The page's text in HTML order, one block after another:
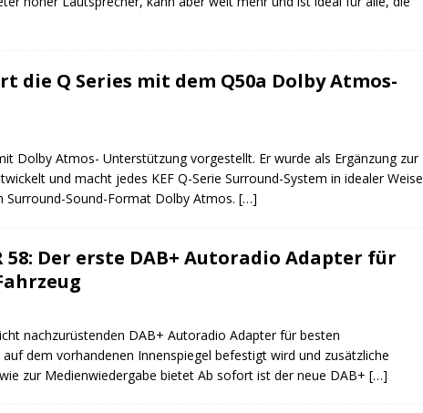
die Q Series mit dem Q50a Dolby Atmos-
Dolby Atmos- Unterstützung vorgestellt. Er wurde als Ergänzung zur
und macht jedes KEF Q-Serie Surround-System in idealer Weise
Sound-Format Dolby Atmos. […]
58: Der erste DAB+ Autoradio Adapter für
nachzurüstenden DAB+ Autoradio Adapter für besten
dem vorhandenen Innenspiegel befestigt wird und zusätzliche
zur Medienwiedergabe bietet Ab sofort ist der neue DAB+ […]